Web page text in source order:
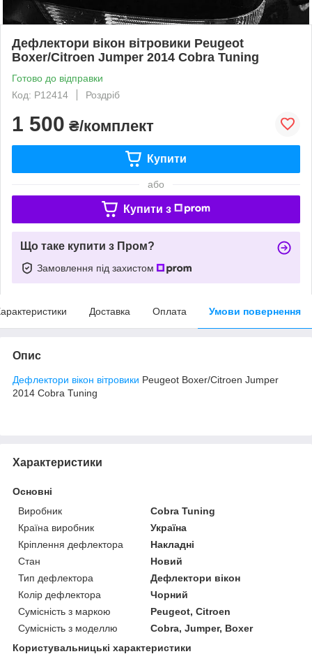
Дефлектори вікон вітровики Peugeot
Boxer/Citroen Jumper 2014 Cobra Tuning
Готово до відправки
Код: P12414
Роздріб
1 500 ₴/комплект
Купити
або
Купити з
Що таке купити з Пром?
Замовлення під захистом
Доставка Оплата Умови повернення
Опис
Дефлектори вікон вітровики Peugeot Boxer/Citroen Jumper
2014 Cobra Tuning
Характеристики
Основні
Виробник
Cobra Tuning
Країна виробник
Україна
Кріплення дефлектора
Накладні
Стан
Новий
Тип дефлектора
Дефлектори вікон
Колір дефлектора
Чорний
Сумісність з маркою
Peugeot, Citroen
Сумісність з моделлю
Cobra, Jumper, Boxer
Користувальницькі характеристики